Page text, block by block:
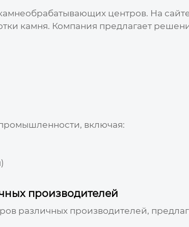
центров. На
камня. Компания предлагает
включая:
производителей
различных производителей,